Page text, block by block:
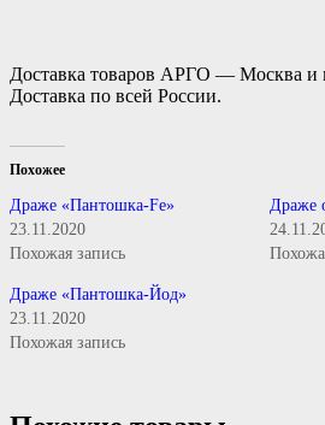
Доставка товаров АРГО — Москва и
Доставка по всей России.
Похожее
Драже «Пантошка-Fe»
23.11.2020
Похожая запись
Драже
Драже «Пантошка-Йод»
23.11.2020
Похожая запись